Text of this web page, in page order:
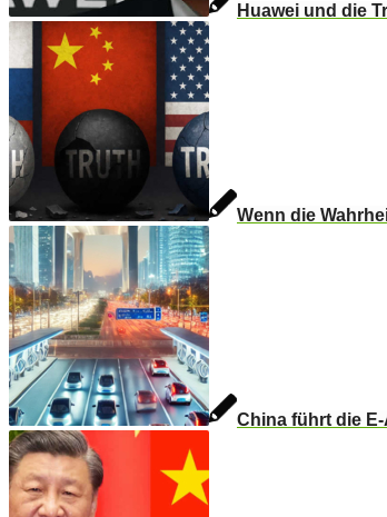
Huawei und die
Wenn die
China führt die